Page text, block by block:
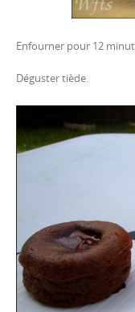
Enfourner pour 12
Déguster tiède.